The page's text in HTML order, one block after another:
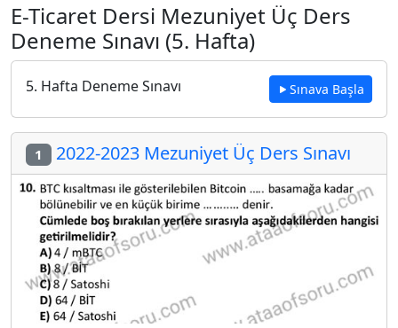
E-Ticaret Dersi Mezuniyet Üç Ders
Deneme Sınavı (5. Hafta)
5. Hafta Deneme Sınavı Sınava Başla
1 2022-2023 Mezuniyet Üç Ders Sınavı